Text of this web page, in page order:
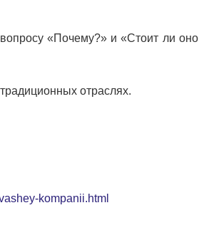
«Почему?» и «Стоит ли оно
отраслях.
kompanii.html